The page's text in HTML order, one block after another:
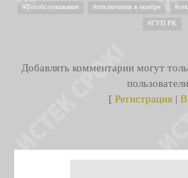
Техобслуживание отключения в ноябре
ГУП РК
Добавлять комментарии могут
[ Регистрация|